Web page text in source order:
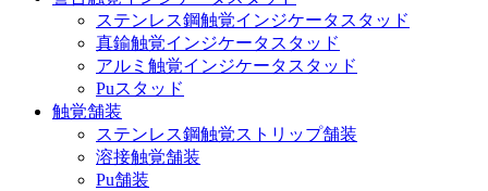
ステンレス鋼触覚インジケータスタッド
真鍮触覚インジケータスタッド
アルミ触覚インジケータスタッド
Puスタッド
触覚舗装
ステンレス鋼触覚ストリップ舗装
溶接触覚舗装
Pu舗装